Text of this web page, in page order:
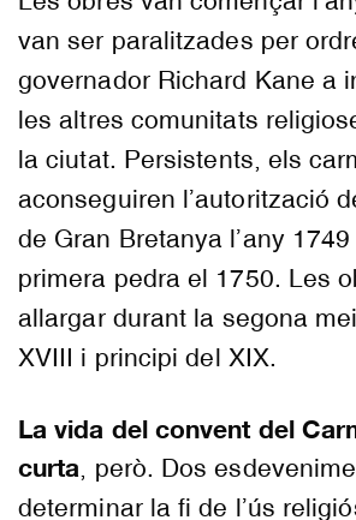
van ser paralitzades per
governador Richard Kane a
les altres comunitats
la ciutat. Persistents, els
aconseguiren l’autorització
de Gran Bretanya l’any
primera pedra el 1750. Les
allargar durant la segona
XVIII i principi del XIX.
La vida del convent del
curta, però. Dos
determinar la fi de l’ús